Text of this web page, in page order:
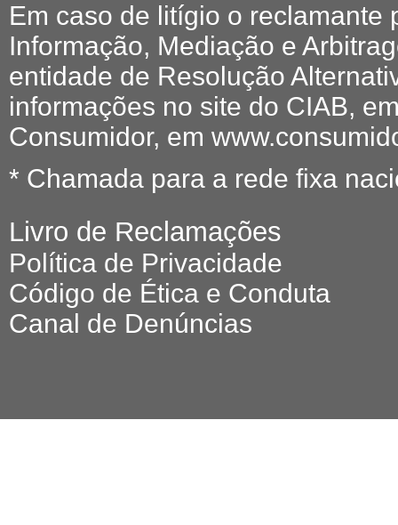
Em caso de litígio o reclamante
Informação, Mediação e
entidade de Resolução
informações no site do CIAB,
Consumidor, em
* Chamada para a rede fixa
Livro de Reclamações
Política de Privacidade
Código de Ética e Conduta
Canal de Denúncias